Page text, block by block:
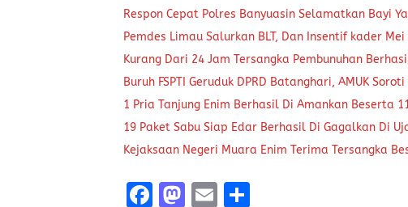
Respon Cepat Polres Banyuasin Selamatkan Bayi
Pemdes Limau Salurkan BLT, Dan Insentif kader
Kurang Dari 24 Jam Tersangka Pembunuhan
Buruh FSPTI Geruduk DPRD Batanghari, AMUK
1 Pria Tanjung Enim Berhasil Di Amankan Beserta
19 Paket Sabu Siap Edar Berhasil Di Gagalkan Di
Kejaksaan Negeri Muara Enim Terima Tersangka
F
M E